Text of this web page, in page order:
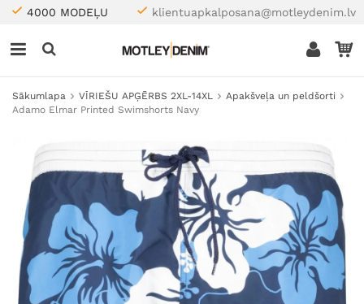
4000 MODEĻU klientuapkalposana@motleydenim.lv
Sākumlapa VĪRIEŠU APĢĒRBS 2XL-14XL
Apakšveļa un peldšorti
Adamo Elmar Printed Swimshorts Navy